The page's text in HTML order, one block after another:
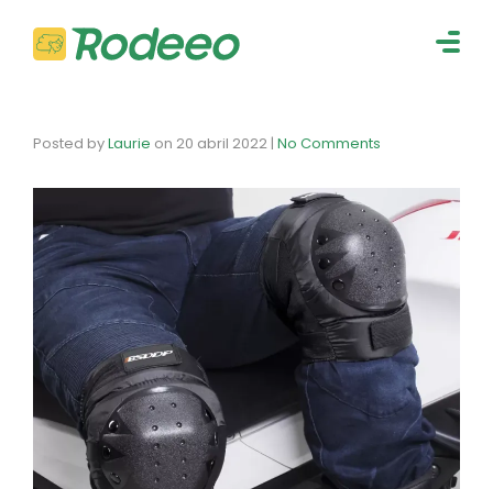
Posted byLaurie on 20 abril 2022 | No Comments